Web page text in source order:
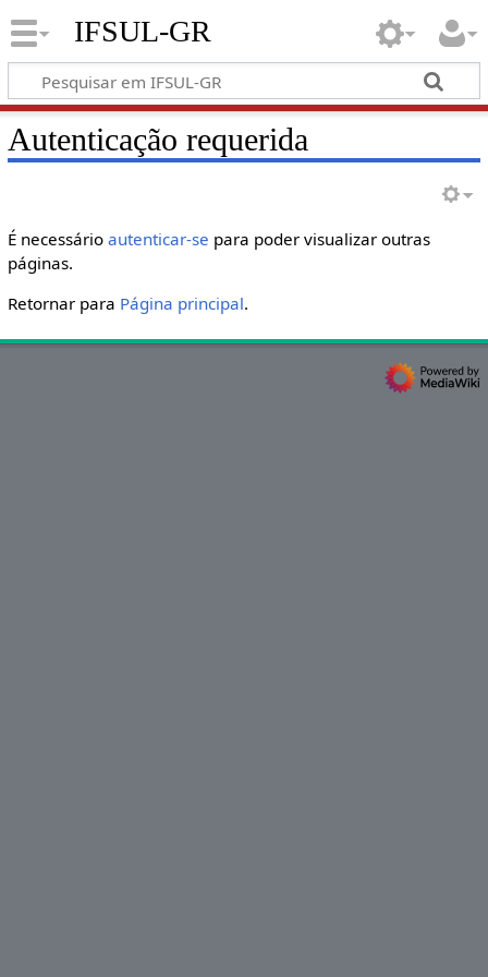
IFSUL-GR
Autenticação requerida
É necessário autenticar-se para poder visualizar outras
páginas.
Retornar para Página principal.